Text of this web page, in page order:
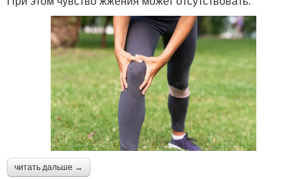
читать дальше →